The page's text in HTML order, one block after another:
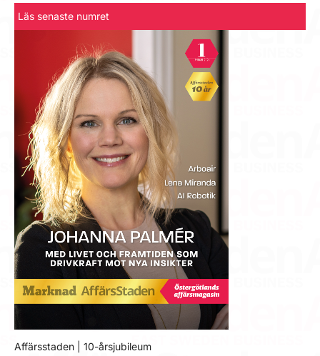
Läs senaste numret
Affärsstaden | 10-årsjubileum